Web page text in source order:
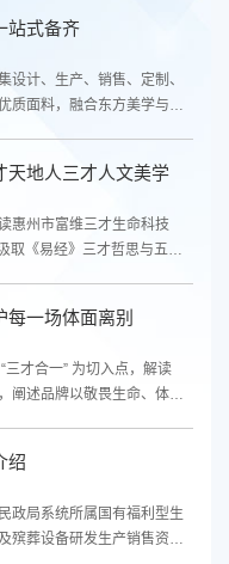
站式备齐
设计、生产、销售、定制、
质面料，融合东方美学与现
天地人三才人文美学
惠州市富维三才生命科技
取《易经》三才哲思与五行
寓意融入方寸殡葬礼器，赋
，文章同步介绍品牌全国区
垒，诚邀认同人文殡葬理念
漫，以匠心守护每一段体面
一场体面离别
才合一” 为切入点，解读
阐述品牌以敬畏生命、体面
行民俗文化融入殡葬礼器，
下殡葬行业发展趋势，发布
城一代区域保护、源头工厂
政策，诚邀行业合伙人共建
绍
政局系统所属国有福利型生
殡葬设备研发生产销售资